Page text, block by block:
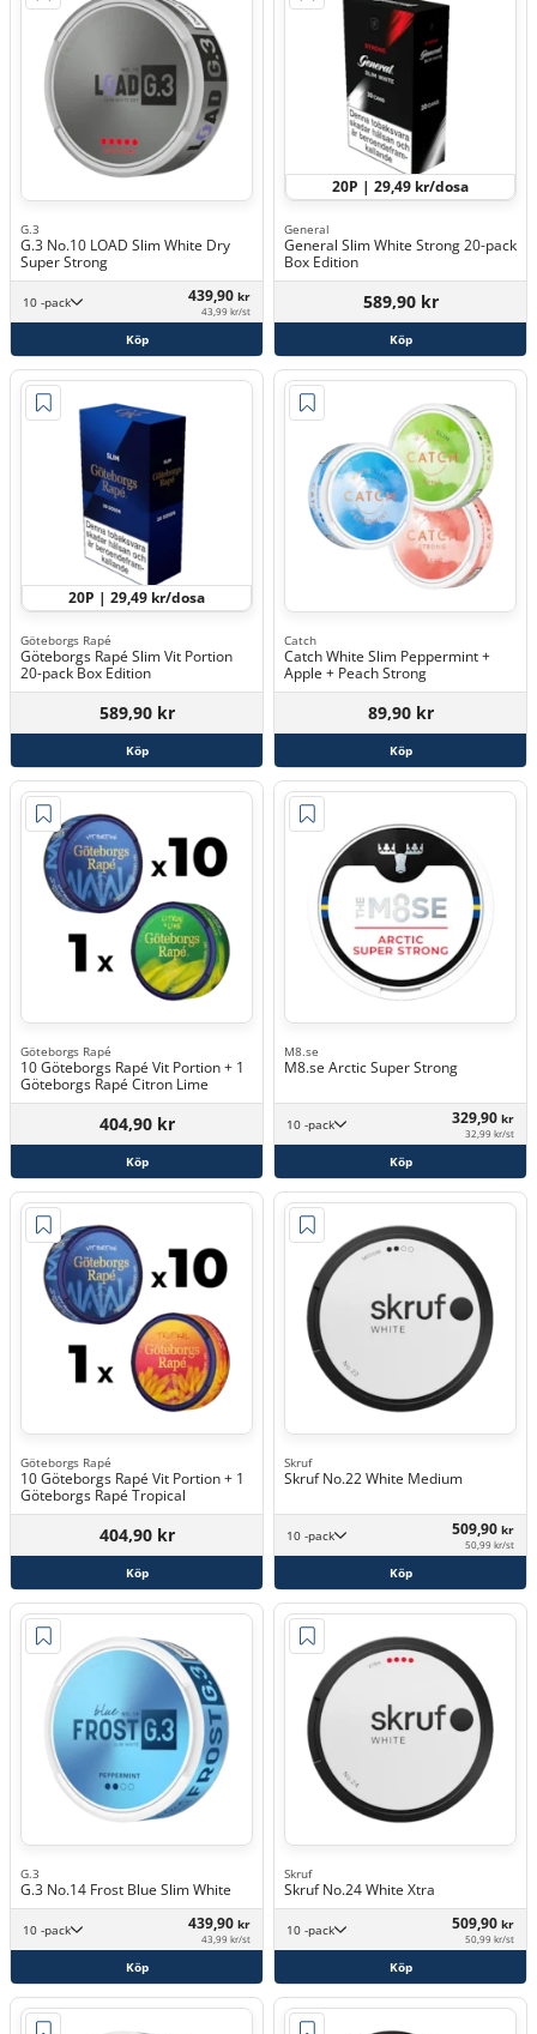
G.3
G.3 No.10 LOAD Slim White Dry
Super Strong
10 -pack 439,90 kr
43,99 kr/st
Köp
20P | 29,49 kr/dosa
General
General Slim White Strong 20-pack
Box Edition
589,90 kr
Köp
20P | 29,49 kr/dosa
Göteborgs Rapé
Göteborgs Rapé Slim Vit Portion
20-pack Box Edition
589,90 kr
Köp
Catch
Catch White Slim Peppermint +
Apple + Peach Strong
89,90 kr
Köp
Göteborgs Rapé
10 Göteborgs Rapé Vit Portion + 1
Göteborgs Rapé Citron Lime
404,90 kr
Köp
M8.se
M8.se Arctic Super Strong
10 -pack 329,90 kr
32,99 kr/st
Köp
Göteborgs Rapé
10 Göteborgs Rapé Vit Portion + 1
Göteborgs Rapé Tropical
404,90 kr
Köp
Skruf
Skruf No.22 White Medium
10 -pack 509,90 kr
50,99 kr/st
Köp
G.3
G.3 No.14 Frost Blue Slim White
10 -pack 439,90 kr
43,99 kr/st
Köp
Skruf
Skruf No.24 White Xtra
10 -pack 509,90 kr
50,99 kr/st
Köp